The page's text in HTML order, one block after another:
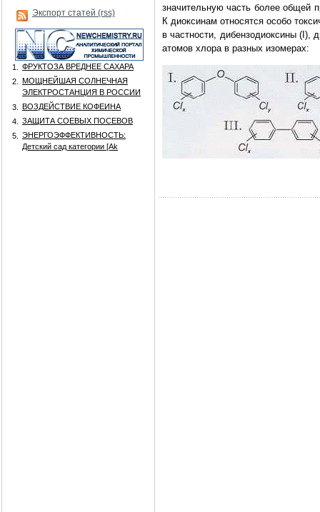
Экспорт статей (rss)
1.
ФРУКТОЗА ВРЕДНЕЕ САХАРА
2.
МОЩНЕЙШАЯ СОЛНЕЧНАЯ
ЭЛЕКТРОСТАНЦИЯ В РОССИИ
3.
ВОЗДЕЙСТВИЕ КОФЕИНА
4.
ЗАЩИТА СОЕВЫХ ПОСЕВОВ
5.
ЭНЕРГОЭФФЕКТИВНОСТЬ:
Детский сад категории [Аk
значительную часть более общей
К диоксинам относятся особо
в частности, дибензодиоксины
атомов хлора в разных изомерах: